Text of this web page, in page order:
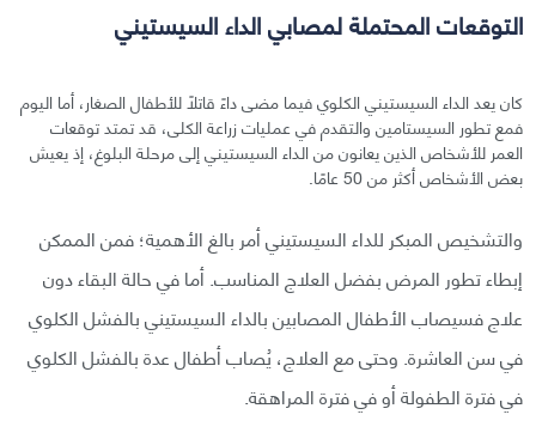
التوقعات المحتملة لمصابي الداء السيستيني
كان يعد الداء السيستيني الكلوي فيما مضى داءً قاتلًا للأطفال الصغار، أما اليوم
فمع تطور السيستامين والتقدم في عمليات زراعة الكلى، قد تمتد توقعات
العمر للأشخاص الذين يعانون من الداء السيستيني إلى مرحلة البلوغ، إذ يعيش
بعض الأشخاص أكثر من 50 عامًا.
والتشخيص المبكر للداء السيستيني أمر بالغ الأهمية؛ فمن الممكن
إبطاء تطور المرض بفضل العلاج المناسب. أما في حالة البقاء دون
علاج فسيصاب الأطفال المصابين بالداء السيستيني بالفشل الكلوي
في سن العاشرة. وحتى مع العلاج، يُصاب أطفال عدة بالفشل الكلوي
في فترة الطفولة أو في فترة المراهقة.